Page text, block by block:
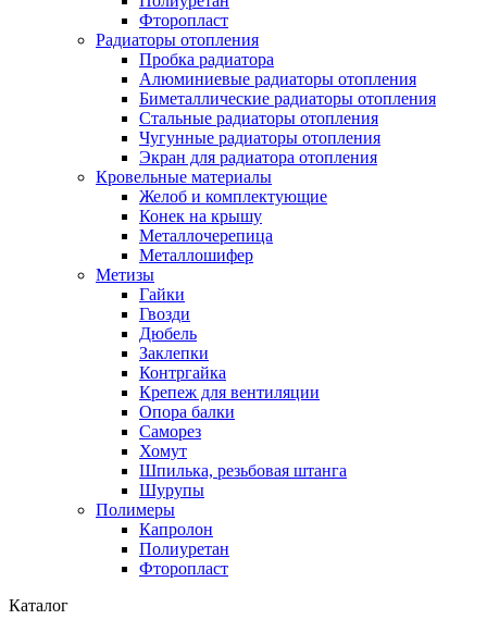
Фторопласт
Радиаторы отопления
Пробка радиатора
Алюминиевые радиаторы отопления
Биметаллические радиаторы отопления
Стальные радиаторы отопления
Чугунные радиаторы отопления
Экран для радиатора отопления
Кровельные материалы
Желоб и комплектующие
Конек на крышу
Металлочерепица
Металлошифер
Метизы
Гайки
Гвозди
Дюбель
Заклепки
Контргайка
Крепеж для вентиляции
Опора балки
Саморез
Хомут
Шпилька, резьбовая штанга
Шурупы
Полимеры
Капролон
Полиуретан
Фторопласт
Каталог